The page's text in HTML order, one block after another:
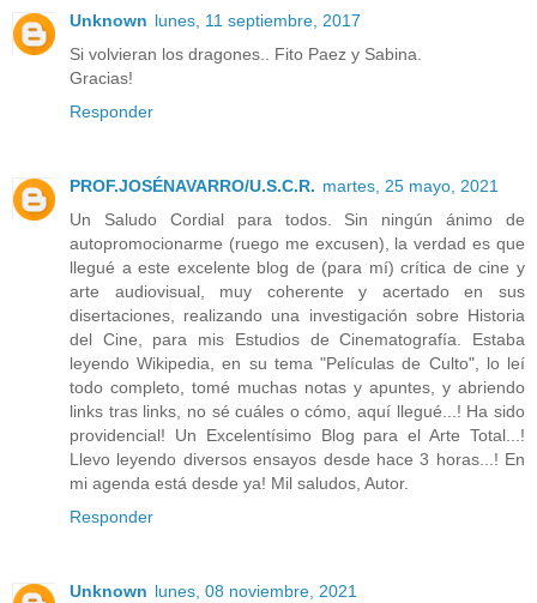
Unknown lunes, 11 septiembre, 2017
Si volvieran los dragones.. Fito Paez y Sabina.
Gracias!
Responder
PROF.JOSÉNAVARRO/U.S.C.R. martes, 25 mayo, 2021
Un Saludo Cordial para todos. Sin ningún ánimo de
autopromocionarme (ruego me excusen), la verdad es que
llegué a este excelente blog de (para mí) crítica de cine y
arte audiovisual, muy coherente y acertado en sus
disertaciones, realizando una investigación sobre Historia
del Cine, para mis Estudios de Cinematografía. Estaba
leyendo Wikipedia, en su tema "Películas de Culto", lo leí
todo completo, tomé muchas notas y apuntes, y abriendo
links tras links, no sé cuáles o cómo, aquí llegué...! Ha sido
providencial! Un Excelentísimo Blog para el Arte Total...!
Llevo leyendo diversos ensayos desde hace 3 horas...! En
mi agenda está desde ya! Mil saludos, Autor.
Responder
Unknown lunes, 08 noviembre, 2021